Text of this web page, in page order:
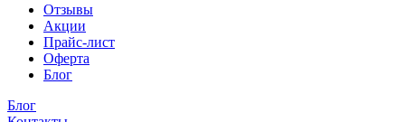
Отзывы
Акции
Прайс-лист
Оферта
Блог
Блог